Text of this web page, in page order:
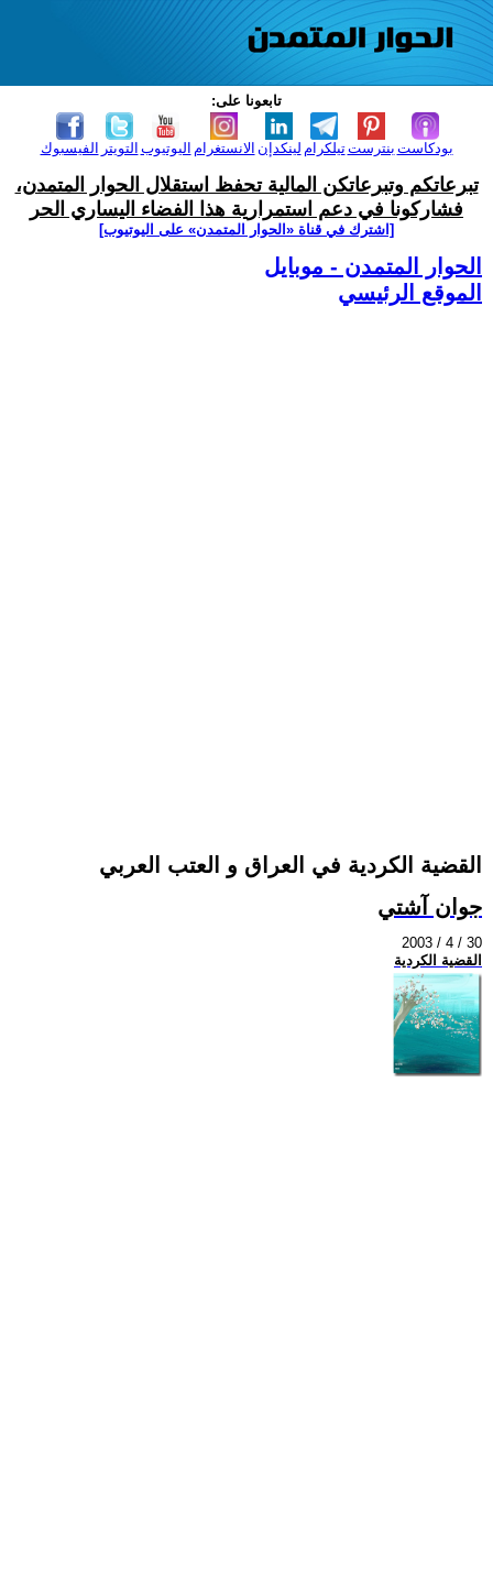
تابعونا على:
الفيسبوك التويتر اليوتيوب الانستغرام لينكدإن تيلكرامبنترست بودكاست
تبرعاتكم وتبرعاتكن المالية تحفظ استقلال الحوار المتمدن،
فشاركونا في دعم استمرارية هذا الفضاء اليساري الحر
[اشترك في قناة ‫«الحوار المتمدن» على اليوتيوب]
الحوار المتمدن - موبايل
الموقع الرئيسي
القضية الكردية في العراق و العتب العربي
جوان آشتي
2003 / 4 / 30
القضية الكردية